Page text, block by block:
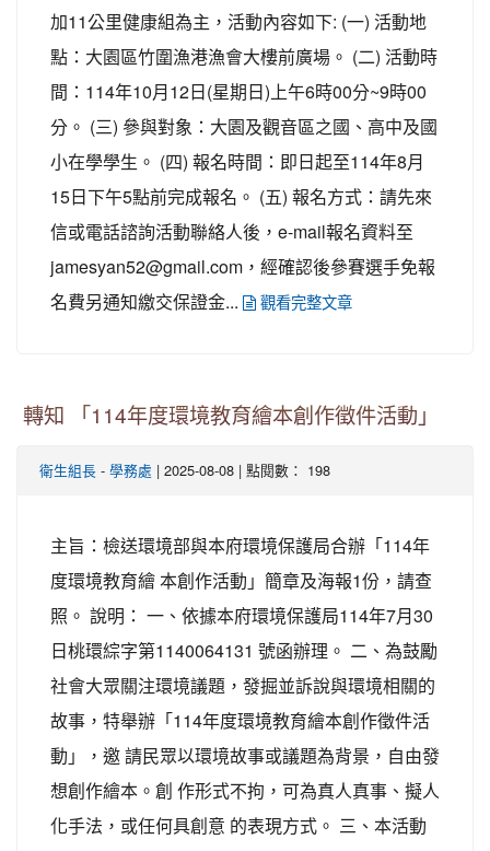
加11公里健康組為主，活動內容如下: (一) 活動地
點：大園區竹圍漁港漁會大樓前廣場。 (二) 活動時
間：114年10月12日(星期日)上午6時00分~9時00
分。 (三) 參與對象：大園及觀音區之國、高中及國
小在學學生。 (四) 報名時間：即日起至114年8月
15日下午5點前完成報名。 (五) 報名方式：請先來
信或電話諮詢活動聯絡人後，e-mail報名資料至
jamesyan52@gmail.com，經確認後參賽選手免報
名費另通知繳交保證金...
觀看完整文章
轉知 「114年度環境教育繪本創作徵件活動」
衛生組長 - 學務處 | 2025-08-08 | 點閱數： 198
主旨：檢送環境部與本府環境保護局合辦「114年
度環境教育繪 本創作活動」簡章及海報1份，請查
照。 說明： 一、依據本府環境保護局114年7月30
日桃環綜字第1140064131 號函辦理。 二、為鼓勵
社會大眾關注環境議題，發掘並訴說與環境相關的
故事，特舉辦「114年度環境教育繪本創作徵件活
動」，邀 請民眾以環境故事或議題為背景，自由發
想創作繪本。創 作形式不拘，可為真人真事、擬人
化手法，或任何具創意 的表現方式。 三、本活動